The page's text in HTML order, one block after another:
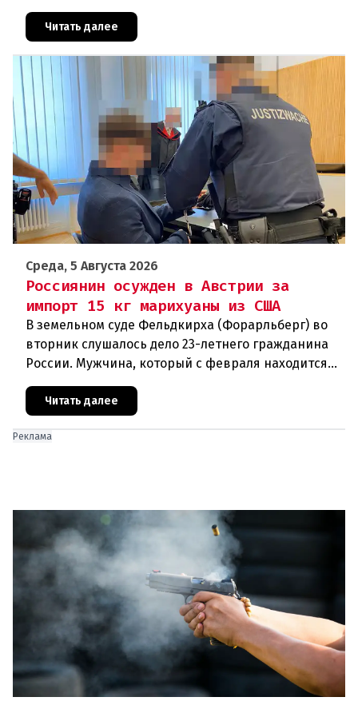
скрыться от полиции, спровоцировав несколько
новых столкновений.Что слу
Читать далее
Среда, 5 Августа 2026
Россиянин осужден в Австрии за
импорт 15 кг марихуаны из США
В земельном суде Фельдкирха (Форарльберг) во
вторник слушалось дело 23-летнего гражданина
России. Мужчина, который с февраля находится
под стражей, обвинялся в том, что на протяжении
полугода организо
Читать далее
Реклама